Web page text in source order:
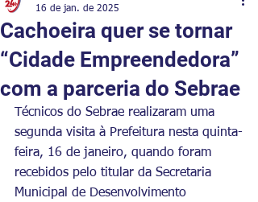
Cachoeira quer se tornar
“Cidade Empreendedora”
com a parceria do Sebrae
16 de jan. de 2025
Técnicos do Sebrae realizaram uma
segunda visita à Prefeitura nesta quinta-
feira, 16 de janeiro, quando foram
recebidos pelo titular da Secretaria
Municipal de Desenvolvimento